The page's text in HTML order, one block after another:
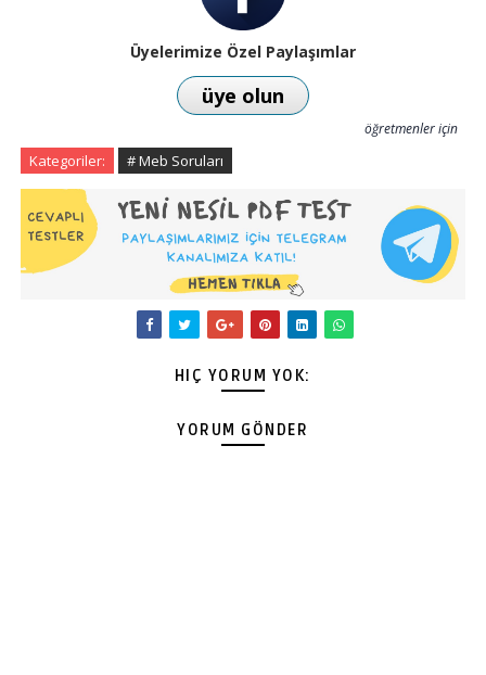
Üyelerimize Özel Paylaşımlar
üye olun
öğretmenler için
Kategoriler: # Meb Soruları
HIÇ YORUM YOK:
YORUM GÖNDER